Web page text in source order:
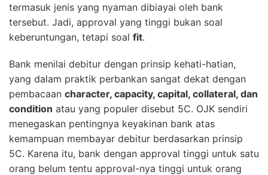
termasuk jenis yang nyaman dibiayai oleh bank
tersebut. Jadi, approval yang tinggi bukan soal
keberuntungan, tetapi soal fit.
Bank menilai debitur dengan prinsip kehati-hatian,
yang dalam praktik perbankan sangat dekat dengan
pembacaan character, capacity, capital, collateral, dan
condition atau yang populer disebut 5C. OJK sendiri
menegaskan pentingnya keyakinan bank atas
kemampuan membayar debitur berdasarkan prinsip
5C. Karena itu, bank dengan approval tinggi untuk satu
orang belum tentu approval-nya tinggi untuk orang